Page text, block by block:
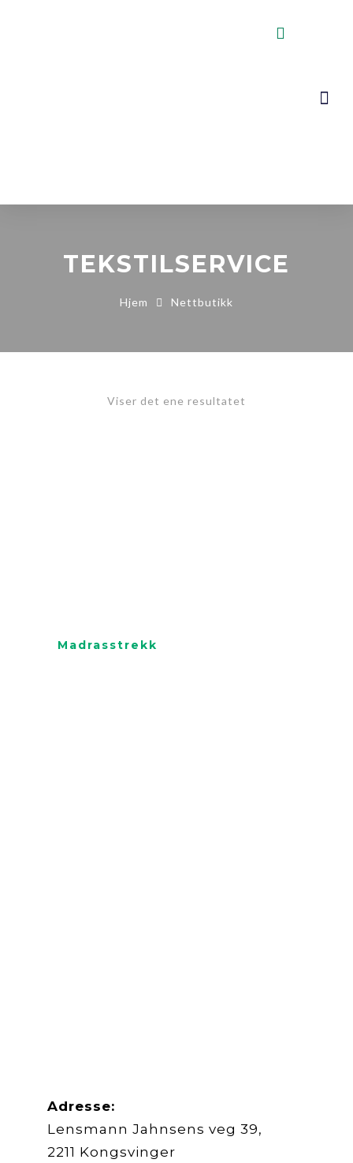
TEKSTILSERVICE
Hjem Nettbutikk
Viser det ene resultatet
Madrasstrekk
Adresse:
Lensmann Jahnsens veg 39,
2211 Kongsvinger